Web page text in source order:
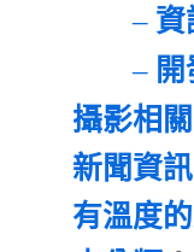
資
攝影相關
新聞資訊
有溫度